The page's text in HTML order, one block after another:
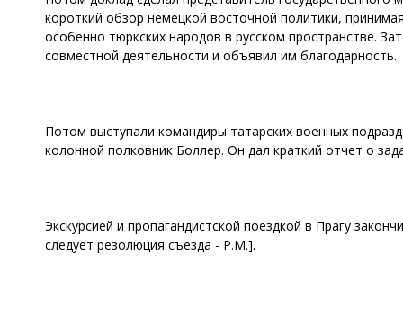
короткий обзор немецкой восточной политики,
особенно тюркских народов в русском пространстве.
совместной деятельности и объявил им благодарность.
Потом выступали командиры татарских военных
колонной полковник Боллер. Он дал краткий отчет о
Экскурсией и пропагандистской поездкой в Прагу
следует резолюция съезда - P.M.].